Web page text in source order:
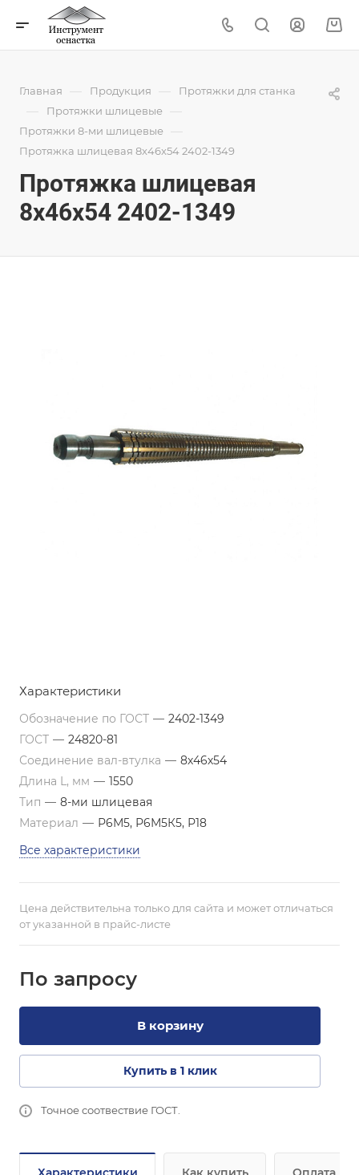
Главная — Продукция — Протяжки для станка
— Протяжки шлицевые —
Протяжки 8-ми шлицевые —
Протяжка шлицевая 8x46x54 2402-1349
Протяжка шлицевая
8x46x54 2402-1349
Характеристики
Обозначение по ГОСТ — 2402-1349
ГОСТ — 24820-81
Соединение вал-втулка — 8х46х54
Длина L, мм — 1550
Тип — 8-ми шлицевая
Материал — Р6М5, Р6М5К5, Р18
Все характеристики
Цена действительна только для сайта и может отличаться
от указанной в прайс-листе
По запросу
В корзину
Купить в 1 клик
Точное соотвествие ГОСТ.